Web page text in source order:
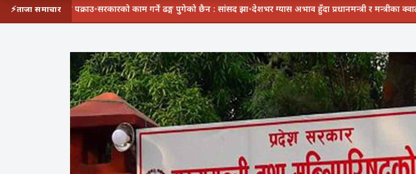
ताजा समाचार
तीनजना पक्राउ सरकारको काम गर्ने ढङ्ग पुगेको छैन : सांसद झा•देशभर ग्यास अभाव हुँदा प्रधानमन्त्री र मन्त्रीका क्वार्टरमा